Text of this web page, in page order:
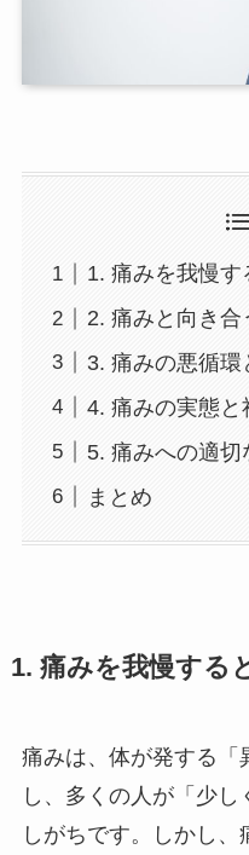
1. 痛みを我慢
2. 痛みと向き合
3. 痛みの悪循環
4. 痛みの実態と
5. 痛みへの適切
まとめ
1. 痛みを我慢する
痛みは、体が発する「
し、多くの人が「少
しがちです。しかし